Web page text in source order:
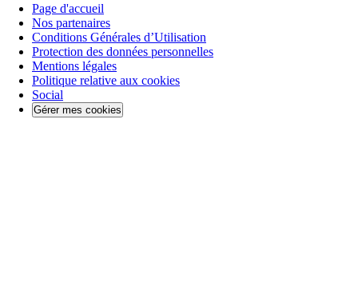
Page d'accueil
Nos partenaires
Conditions Générales d’Utilisation
Protection des données personnelles
Mentions légales
Politique relative aux cookies
Social
Gérer mes cookies